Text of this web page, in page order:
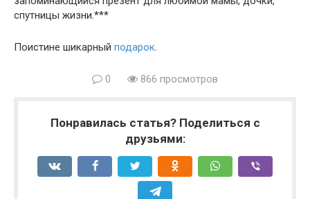
спутницы жизни.***
Поистине шикарный подарок.
0 866 просмотров
Понравилась статья? Поделиться с
друзьями: